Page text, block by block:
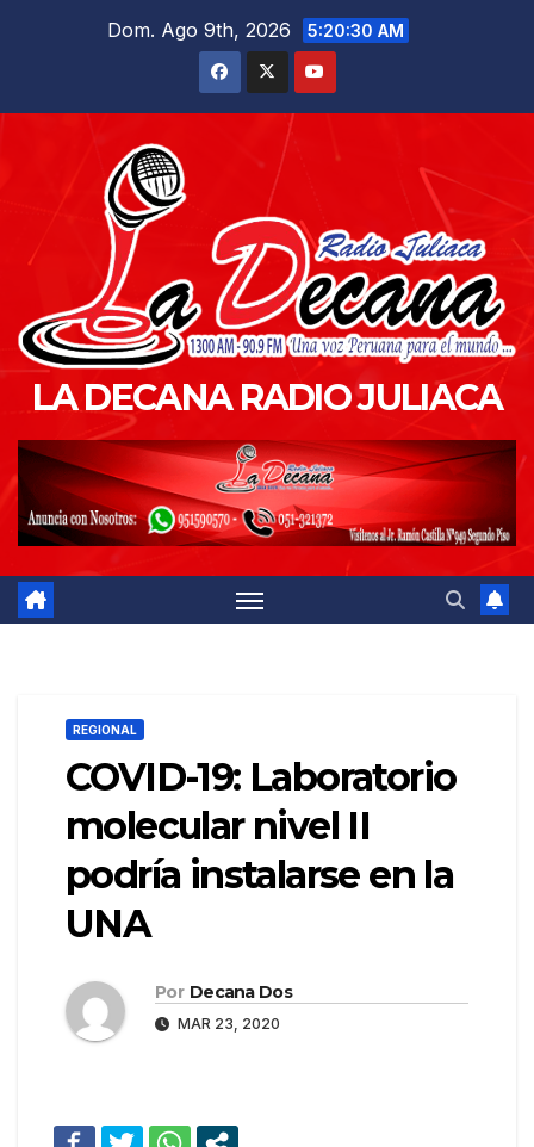
Dom. Ago 9th, 2026 5:20:32 AM
LA DECANA RADIO JULIACA
REGIONAL
COVID-19: Laboratorio
molecular nivel II
podría instalarse en la
UNA
Por Decana Dos
MAR 23, 2020